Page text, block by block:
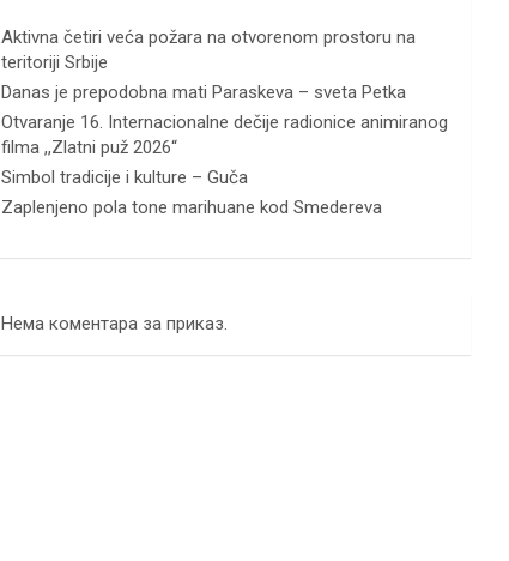
Aktivna četiri veća požara na otvorenom prostoru na
teritoriji Srbije
Danas je prepodobna mati Paraskeva – sveta Petka
Otvaranje 16. Internacionalne dečije radionice animiranog
filma ,,Zlatni puž 2026“
Simbol tradicije i kulture – Guča
Zaplenjeno pola tone marihuane kod Smedereva
Нема коментара за приказ.